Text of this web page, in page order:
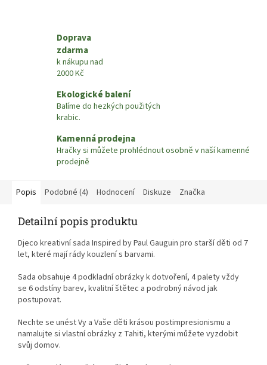
Doprava
zdarma
k nákupu nad
2000 Kč
Ekologické balení
Balíme do hezkých použitých
krabic.
Kamenná prodejna
Hračky si můžete prohlédnout osobně v naší kamenné
prodejně
Popis Podobné (4) Hodnocení Diskuze Značka
Detailní popis produktu
Djeco kreativní sada Inspired by Paul Gauguin pro starší děti od 7
let, které mají rády kouzlení s barvami.
Sada obsahuje 4 podkladní obrázky k dotvoření, 4 palety vždy
se 6 odstíny barev, kvalitní štětec a podrobný návod jak
postupovat.
Nechte se unést Vy a Vaše děti krásou postimpresionismu a
namalujte si vlastní obrázky z Tahiti, kterými můžete vyzdobit
svůj domov.